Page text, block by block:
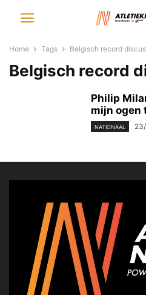
Home Tags Belgisch record
Belgisch record
Philip
mijn ogen
NATIONAAL